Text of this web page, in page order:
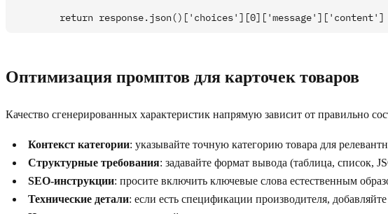
Оптимизация промптов для карточек товаров
Качество сгенерированных характеристик напрямую зависит от правильно
Контекст категории: указывайте точную категорию товара для
Структурные требования: задавайте формат вывода (таблица, список,
SEO-инструкции: просите включить ключевые слова естественным
Технические детали: если есть спецификации производителя,